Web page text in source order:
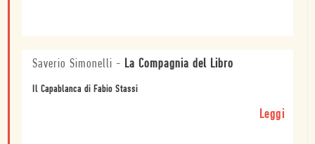
Saverio Simonelli - La Compagnia del Libro
Il Capablanca di Fabio Stassi
Leggi